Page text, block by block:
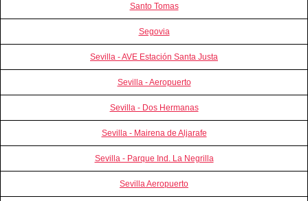
Santo Tomas
Segovia
Sevilla - AVE Estación Santa Justa
Sevilla - Aeropuerto
Sevilla - Dos Hermanas
Sevilla - Mairena de Aljarafe
Sevilla - Parque Ind. La Negrilla
Sevilla Aeropuerto